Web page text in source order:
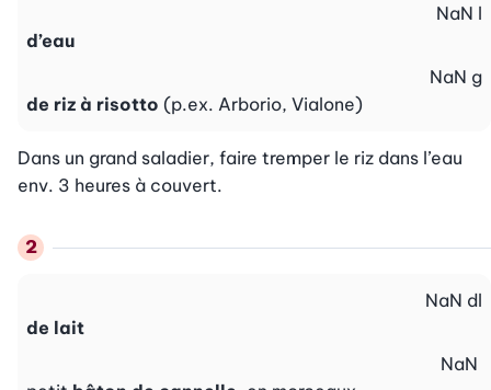
d’eau
NaN l
de riz à risotto (p.ex. Arborio, Vialone)
NaN g
Dans un grand saladier, faire tremper le riz dans l’eau
env. 3 heures à couvert.
de lait
NaN dl
NaN